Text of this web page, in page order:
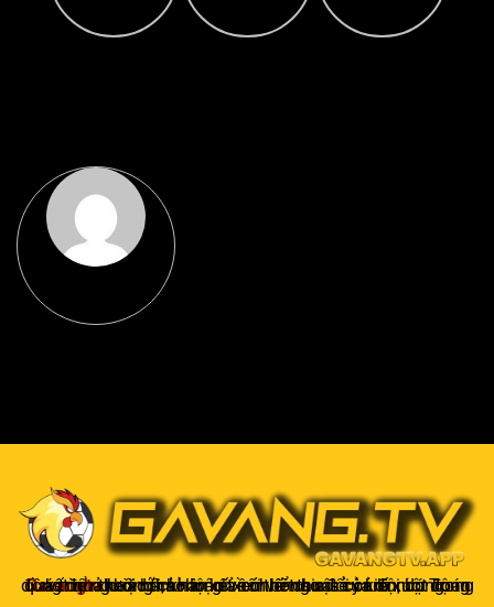
Gavangtv
không chỉ là nơi xem bóng mà còn là một cộng đồng để người hâm mộ kết nối và trao đổi cảm xúc. Trong quá trình theo dõi, khán giả có thể chia sẻ ý kiến, dự đoán kết quả hoặc thảo luận về chiến thuật của đội bóng.